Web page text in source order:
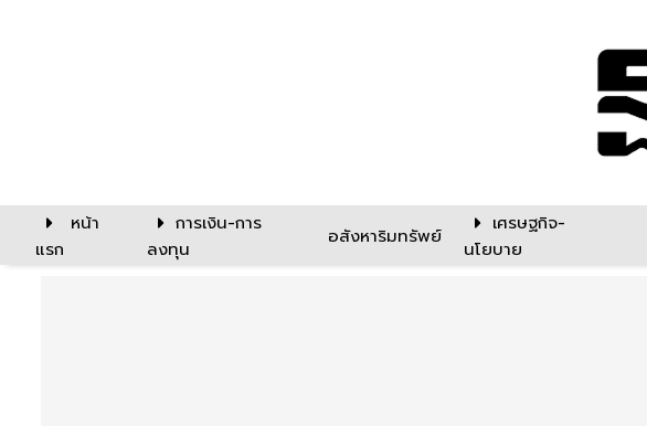
หน้า
แรก
การเงิน-การ
ลงทุน
อสังหาริมทรัพย์
เศรษฐกิจ-
นโยบาย